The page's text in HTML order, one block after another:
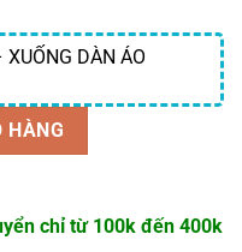
DÀN ÁO
HÀNG
chỉ từ 100k đến 400k